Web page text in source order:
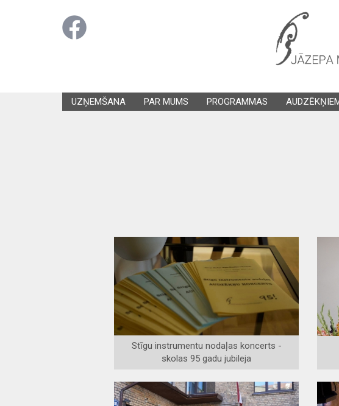
UZŅEMŠANA PAR MUMS PROGRAMMAS
Stīgu instrumentu nodaļas koncerts -
skolas 95 gadu jubileja